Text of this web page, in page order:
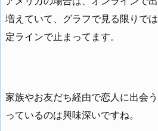
増えていて、グラフで見る限りで
定ラインで止まってます。
家族やお友だち経由で恋人に出会
っているのは興味深いですね。